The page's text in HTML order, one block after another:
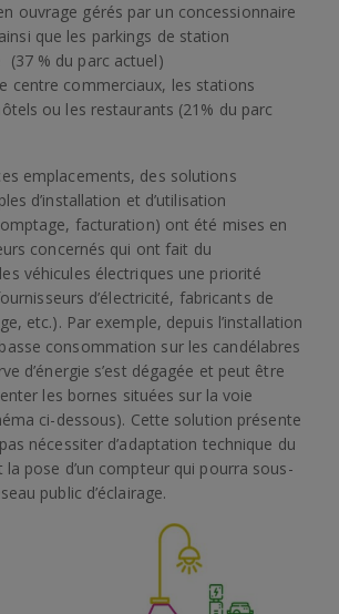
ouvrage gérés par un concessionnaire
que les parkings de station
(37 % du parc actuel)
centre commerciaux, les stations
ou les restaurants (21% du parc
emplacements, des solutions
d’installation et d’utilisation
facturation) ont été mises en
concernés qui ont fait du
véhicules électriques une priorité
d’électricité, fabricants de
etc.). Par exemple, depuis l’installation
consommation sur les candélabres
d’énergie s’est dégagée et peut être
les bornes situées sur la voie
ci-dessous). Cette solution présente
nécessiter d’adaptation technique du
la pose d’un compteur qui pourra sous-
public d’éclairage.